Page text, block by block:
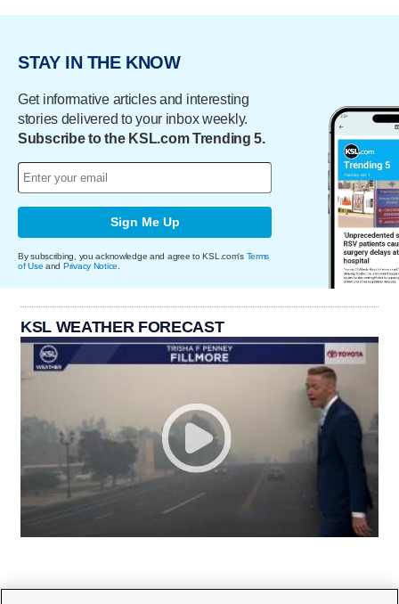
STAY IN THE KNOW
Get informative articles and interesting
stories delivered to your inbox weekly.
Subscribe to the KSL.com Trending 5.
Sign Me Up
By subscribing, you acknowledge and agree to KSL.com's Terms
of Use and Privacy Notice
KSL WEATHER FORECAST